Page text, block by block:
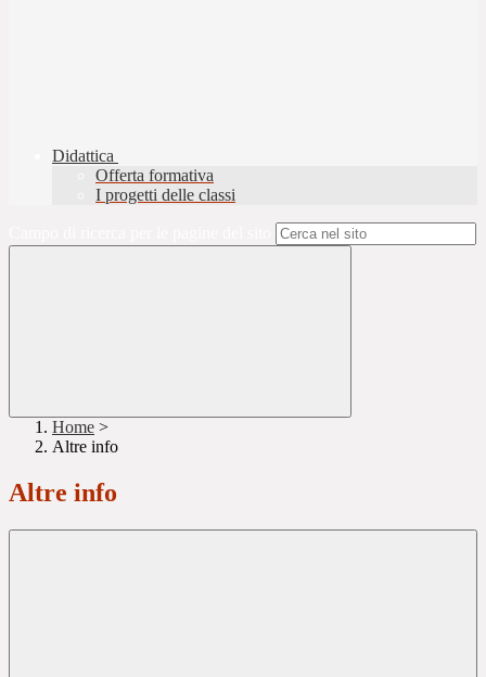
Didattica
Offerta formativa
I progetti delle classi
Home >
Altre info
Altre info